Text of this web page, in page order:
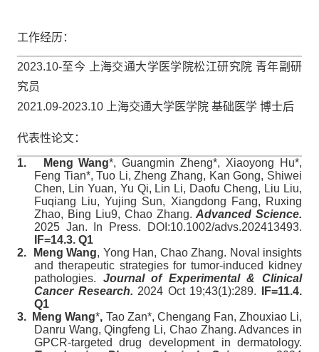
工作经历：
2023.10-至今 上海交通大学医学院松江研究院 青年副研
究员
2021.09-2023.10
上海交通大学医学院 基础医学 博士后
代表性论文：
1. Meng Wang*, Guangmin Zheng*, Xiaoyong Hu*,
Feng Tian*, Tuo Li, Zheng Zhang, Kan Gong, Shiwei
Chen, Lin Yuan, Yu Qi, Lin Li, Daofu Cheng, Liu Liu,
Fuqiang Liu, Yujing Sun, Xiangdong Fang, Ruxing
Zhao, Bing Liu9, Chao Zhang. Advanced Science.
2025 Jan. In Press. DOI:10.1002/advs.202413493.
IF=14.3. Q1
2.
Meng Wang, Yong Han, Chao Zhang. Noval insights
and therapeutic strategies for tumor-induced kidney
pathologies. Journal of Experimental & Clinical
Cancer Research. 2024 Oct 19;43(1):289.
IF=11.4.
Q1
3.
Meng Wang*, Tao Zan*, Chengang Fan, Zhouxiao Li,
Danru Wang, Qingfeng Li, Chao Zhang. Advances in
GPCR-targeted drug development in dermatology.